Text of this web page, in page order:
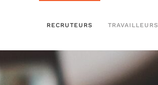
RECRUTEURS TRAVAILLEURS